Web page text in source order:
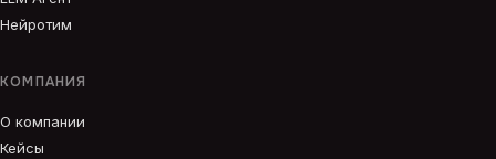
Нейротим
КОМПАНИЯ
О компании
Кейсы